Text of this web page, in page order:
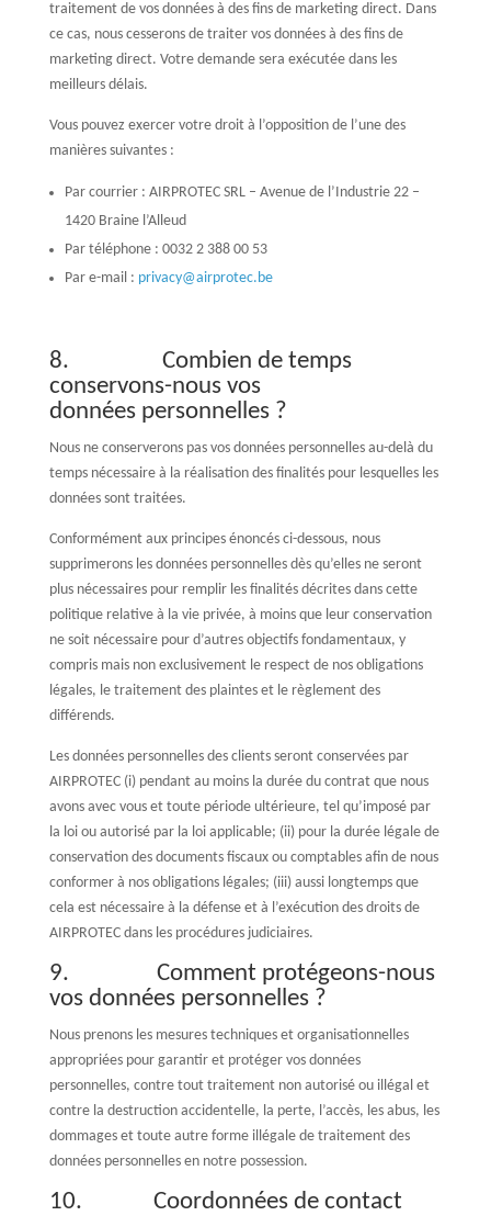
traitement de vos données à des fins de marketing direct. Dans
ce cas, nous cesserons de traiter vos données à des fins de
marketing direct. Votre demande sera exécutée dans les
meilleurs délais.
Vous pouvez exercer votre droit à l’opposition de l’une des
manières suivantes :
Par courrier : AIRPROTEC SRL – Avenue de l’Industrie 22 –
1420 Braine l’Alleud
Par téléphone : 0032 2 388 00 53
Par e-mail : privacy@airprotec.be
8.
Combien de temps
conservons-nous vos
données personnelles ?
Nous ne conserverons pas vos données personnelles au-delà du
temps nécessaire à la réalisation des finalités pour lesquelles les
données sont traitées.
Conformément aux principes énoncés ci-dessous, nous
supprimerons les données personnelles dès qu’elles ne seront
plus nécessaires pour remplir les finalités décrites dans cette
politique relative à la vie privée, à moins que leur conservation
ne soit nécessaire pour d’autres objectifs fondamentaux, y
compris mais non exclusivement le respect de nos obligations
légales, le traitement des plaintes et le règlement des
différends.
Les données personnelles des clients seront conservées par
AIRPROTEC (i) pendant au moins la durée du contrat que nous
avons avec vous et toute période ultérieure, tel qu’imposé par
la loi ou autorisé par la loi applicable; (ii) pour la durée légale de
conservation des documents fiscaux ou comptables afin de nous
conformer à nos obligations légales; (iii) aussi longtemps que
cela est nécessaire à la défense et à l’exécution des droits de
AIRPROTEC dans les procédures judiciaires.
9. Comment protégeons-nous
vos données personnelles ?
Nous prenons les mesures techniques et organisationnelles
appropriées pour garantir et protéger vos données
personnelles, contre tout traitement non autorisé ou illégal et
contre la destruction accidentelle, la perte, l’accès, les abus, les
dommages et toute autre forme illégale de traitement des
données personnelles en notre possession.
10. Coordonnées de contact